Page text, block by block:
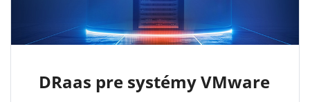
DRaas pre systémy VMware